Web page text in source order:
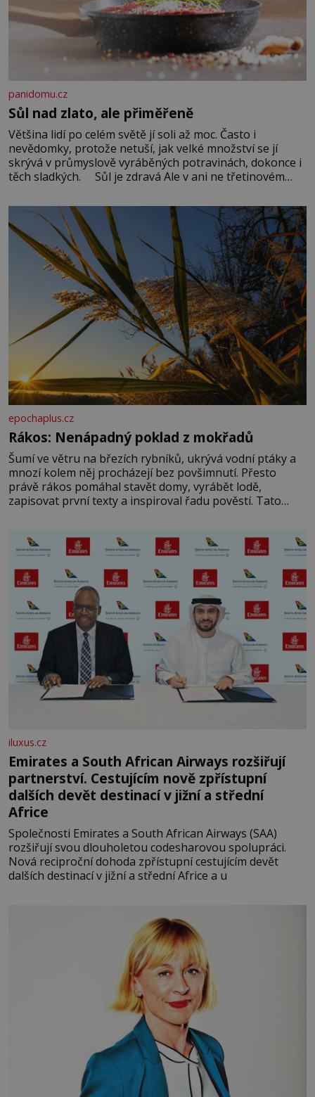
panidomu.cz
Sůl nad zlato, ale přiměřeně
Většina lidí po celém světě jí soli až moc. Často i
nevědomky, protože netuší, jak velké množství se jí
skrývá v průmyslově vyráběných potravinách, dokonce i
těch sladkých. Sůl je zdravá Ale v ani ne třetinovém
základní složky– sodík a chlór – jsou zásadní pro
správné hospodaření
epochaplus.cz
Rákos: Nenápadný poklad z mokřadů
Šumí ve větru na březích rybníků, ukrývá vodní ptáky a
mnozí kolem něj procházejí bez povšimnutí. Přesto
právě rákos pomáhal stavět domy, vyrábět lodě,
zapisovat první texty a inspiroval řadu pověstí. Tato
letního koupání. Stačí se však podívat
iluxus.cz
Emirates a South African Airways rozšiřují
partnerství. Cestujícím nově zpřístupní
dalších devět destinací v jižní a střední
Africe
Společnosti Emirates a South African Airways (SAA)
rozšiřují svou dlouholetou codesharovou spolupráci.
Nová reciproční dohoda zpřístupní cestujícím devět
dalších destinací v jižní a střední Africe a u